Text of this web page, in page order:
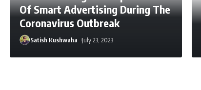
Of Smart Advertising During The
Coronavirus Outbreak
Satish Kushwaha July 23, 2023